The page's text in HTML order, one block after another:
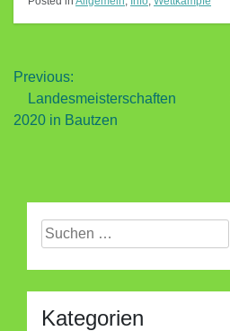
Beitragsnavigation
Previous:
Landesmeisterschaften
2020 in Bautzen
Suchen
nach:
Kategorien